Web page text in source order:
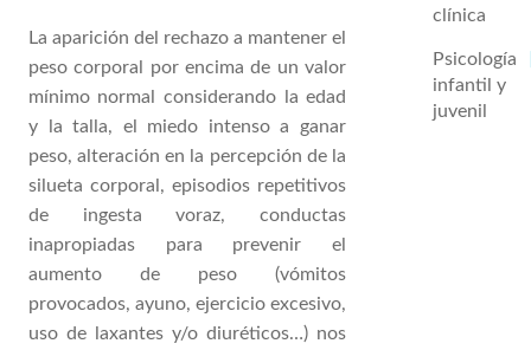
La aparición del rechazo a mantener el
peso corporal por encima de un valor
mínimo normal considerando la edad
y la talla, el miedo intenso a ganar
peso, alteración en la percepción de la
silueta corporal, episodios repetitivos
de ingesta voraz, conductas
inapropiadas para prevenir el
aumento de peso (vómitos
provocados, ayuno, ejercicio excesivo,
uso de laxantes y/o diuréticos…) nos
clínica
Psicología
infantil y
juvenil